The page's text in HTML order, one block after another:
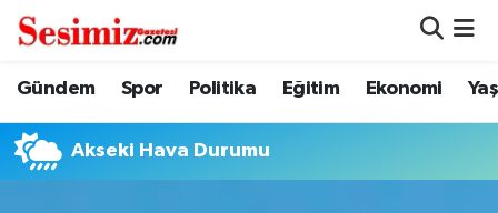
Gündem Spor Politika Eğitim Ekonomi
Akseki Hava Durumu
Dünya
Eğitim
Nöbetçi Eczaneler
Hava Durumu